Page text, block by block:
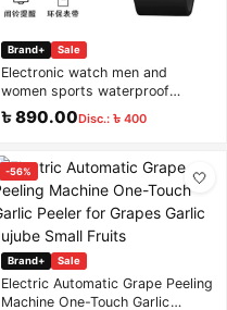
Brand+ Sale
Electronic watch men and
women sports waterproof
luminous children’s watch multi-
functional square
৳ 890.00Disc.: ৳ 400
-56% 🤍
Brand+ Sale
Electric Automatic Grape Peeling
Machine One-Touch Garlic